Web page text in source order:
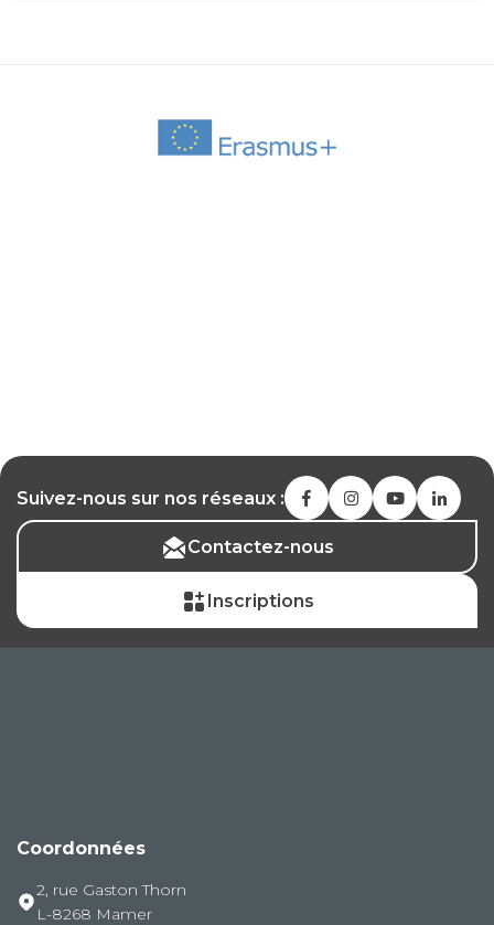
Suivez-nous sur nos réseaux :
Contactez-nous
Inscriptions
Coordonnées
2, rue Gaston Thorn
L-8268 Mamer